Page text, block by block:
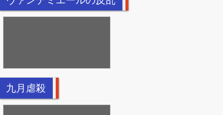
九月虐殺